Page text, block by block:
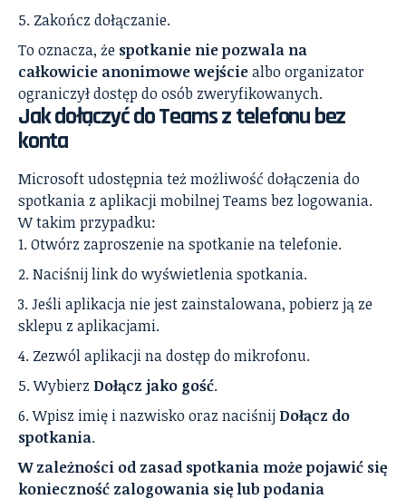
Zakończ dołączanie.
To oznacza, że spotkanie nie pozwala na
całkowicie anonimowe wejściealbo organizator
ograniczył dostęp do osób zweryfikowanych.
Jak dołączyć do Teams z telefonu bez
konta
Microsoft udostępnia też możliwość dołączenia do
spotkania z aplikacji mobilnej Teams bez logowania.
W takim przypadku:
Otwórz zaproszenie na spotkanie na telefonie.
Naciśnij link do wyświetlenia spotkania.
Jeśli aplikacja nie jest zainstalowana, pobierz ją ze
sklepu z aplikacjami.
Zezwól aplikacji na dostęp do mikrofonu.
Wybierz Dołącz jako gość.
Wpisz imię i nazwisko oraz naciśnij Dołącz do
spotkania.
W zależności od zasad spotkania może pojawić się
konieczność zalogowania się lub podania